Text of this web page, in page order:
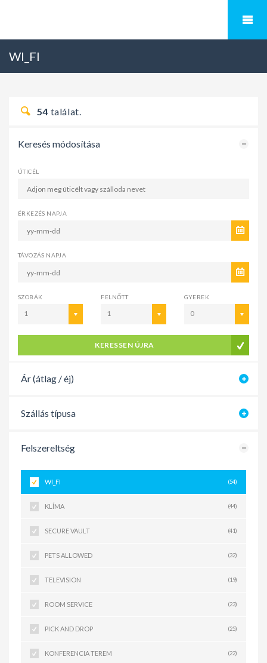
WI_FI
54 találat.
Keresés módosítása
ÚTICÉL
ÉRKEZÉS NAPJA
TÁVOZÁS NAPJA
SZOBÁK
1
FELNŐTT
1
GYEREK
0
KERESSEN ÚJRA
Ár (átlag / éj)
Szállás típusa
Felszereltség
WI_FI (54)
KLÍMA (44)
SECURE VAULT (41)
PETS ALLOWED (32)
TELEVISION (19)
ROOM SERVICE (23)
PICK AND DROP (25)
KONFERENCIA TEREM (22)